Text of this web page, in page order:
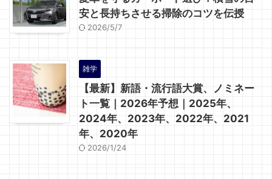
安と長持ちさせる掃除のコツを伝授
2026/5/7
雑学
【最新】新語・流行語大賞、ノミネー
ト一覧｜2026年予想｜2025年、
2024年、2023年、2022年、2021
年、2020年
2026/1/24